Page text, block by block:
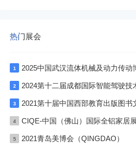
热门展会
1 2025中国武汉流体机械及动力传动
2 2024第十二届成都国际智能驾驶技
3 2021第十届中国西部教育出版图书文具
4 CIQE-中国（佛山）国际全铝家居
5 2021青岛美博会（QINGDAO）